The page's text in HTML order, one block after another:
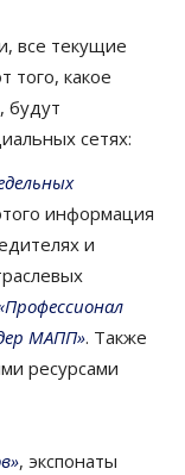
все текущие
того, какое
будут
сетях:
информация
и
МАПП». Также
ресурсами
, экспонаты